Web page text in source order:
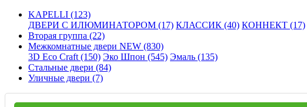
KAPELLI (123)
ДВЕРИ С ИЛЮМИНАТОРОМ (17) КЛАССИК (40) КОННЕКТ (17)
Вторая группа (22)
Межкомнатные двери NEW (830)
3D Eco Craft (150) Эко Шпон (545) Эмаль (135)
Стальные двери (84)
Уличные двери (7)